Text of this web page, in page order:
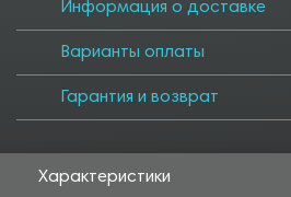
4950 5000 5050 5500 5550
Информация о доставке
Варианты оплаты
Гарантия и возврат
Характеристики